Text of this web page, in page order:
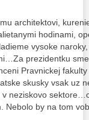
architektovi,
hodinami,
vysoke
prezidentku
Pravnickej
skusky vsak uz
neziskovo
Nebolo by na tom